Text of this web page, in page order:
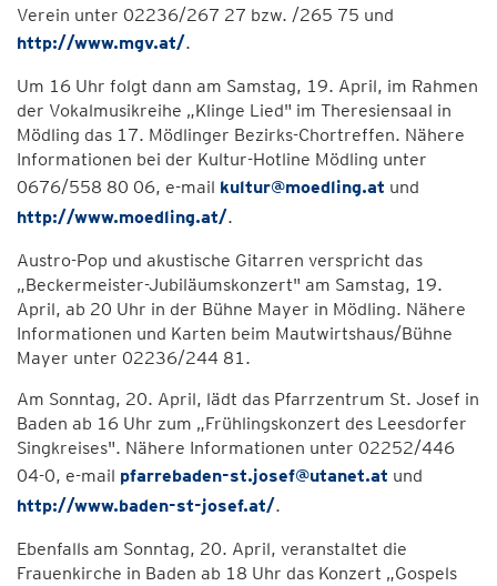
Verein unter 02236/267 27 bzw. /265 75 und
http://www.mgv.at/.
Um 16 Uhr folgt dann am Samstag, 19. April, im Rahmen
der Vokalmusikreihe „Klinge Lied" im Theresiensaal in
Mödling das 17. Mödlinger Bezirks-Chortreffen. Nähere
Informationen bei der Kultur-Hotline Mödling unter
0676/558 80 06, e-mail kultur@moedling.at und
http://www.moedling.at/.
Austro-Pop und akustische Gitarren verspricht das
„Beckermeister-Jubiläumskonzert" am Samstag, 19.
April, ab 20 Uhr in der Bühne Mayer in Mödling. Nähere
Informationen und Karten beim Mautwirtshaus/Bühne
Mayer unter 02236/244 81.
Am Sonntag, 20. April, lädt das Pfarrzentrum St. Josef in
Baden ab 16 Uhr zum „Frühlingskonzert des Leesdorfer
Singkreises". Nähere Informationen unter 02252/446
04-0, e-mail pfarrebaden-st.josef@utanet.at und
http://www.baden-st-josef.at/.
Ebenfalls am Sonntag, 20. April, veranstaltet die
Frauenkirche in Baden ab 18 Uhr das Konzert „Gospels